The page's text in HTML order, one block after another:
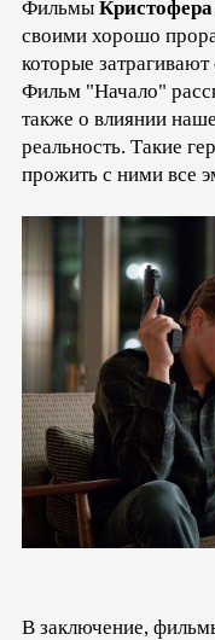
Фильмы
своими хорошо
которые
Фильм "Начало"
также о влиянии
реальность. Такие
прожить с ними все
В заключение,